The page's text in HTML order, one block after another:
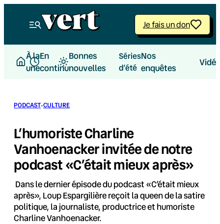
Je fais un don
À la
une
En
continu
Bonnes
nouvelles
Séries
d’été
Nos
enquêtes
PODCAST·CULTURE
L’humoriste Charline
Vanhoenacker invitée de notre
podcast «C’était mieux après»
Dans le dernier épisode du podcast «C’était mieux
après», Loup Espargilière reçoit la queen de la satire
politique, la journaliste, productrice et humoriste
Charline Vanhoenacker.